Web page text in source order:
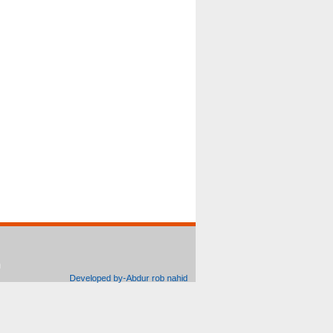
Developed by-Abdur rob nahid